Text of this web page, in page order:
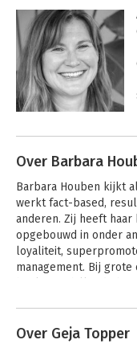
Over Barbara
Barbara Houben kijkt
werkt fact-based,
anderen. Zij heeft
opgebouwd in onder
loyaliteit,
management. Bij
Over Geja Topper